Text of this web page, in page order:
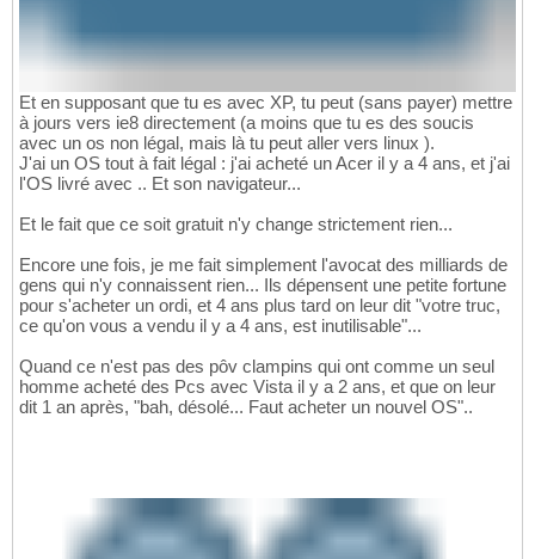
Et en supposant que tu es avec XP, tu peut (sans payer) mettre
à jours vers ie8 directement (a moins que tu es des soucis
avec un os non légal, mais là tu peut aller vers linux ).
J'ai un OS tout à fait légal : j'ai acheté un Acer il y a 4 ans, et j'ai
l'OS livré avec .. Et son navigateur...
Et le fait que ce soit gratuit n'y change strictement rien...
Encore une fois, je me fait simplement l'avocat des milliards de
gens qui n'y connaissent rien... Ils dépensent une petite fortune
pour s'acheter un ordi, et 4 ans plus tard on leur dit "votre truc,
ce qu'on vous a vendu il y a 4 ans, est inutilisable"...
Quand ce n'est pas des pôv clampins qui ont comme un seul
homme acheté des Pcs avec Vista il y a 2 ans, et que on leur
dit 1 an après, "bah, désolé... Faut acheter un nouvel OS"..